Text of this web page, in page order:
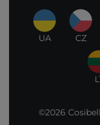
UA CZ
©2026